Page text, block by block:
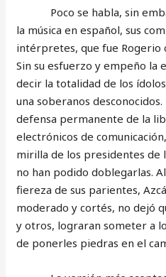
Poco se habla, sin
la música en español, sus
intérpretes, que fue Rogerio
Sin su esfuerzo y empeño la
decir la totalidad de los
una soberanos
defensa permanente de la
electrónicos de
mirilla de los presidentes de
no han podido doblegarlas.
fiereza de sus parientes,
moderado y cortés, no dejó
y otros, lograran someter a
de ponerles piedras en el